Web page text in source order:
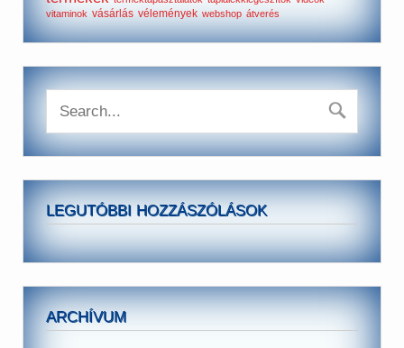
vitaminok vásárlás vélemények webshop átverés
LEGUTÓBBI HOZZÁSZÓLÁSOK
ARCHÍVUM